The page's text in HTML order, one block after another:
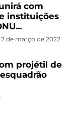
com
instituições
7 de março de 2022
projétil de